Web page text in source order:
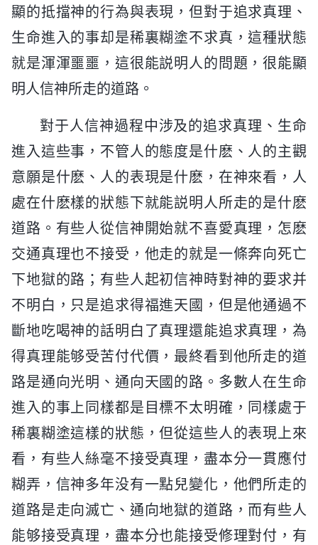
顯的抵擋神的行為與表現，但對于追求真理、
生命進入的事却是稀裏糊塗不求真，這種狀態
就是渾渾噩噩，這很能説明人的問題，很能顯
明人信神所走的道路。
對于人信神過程中涉及的追求真理、生命
進入這些事，不管人的態度是什麽、人的主觀
意願是什麽、人的表現是什麽，在神來看，人
處在什麽樣的狀態下就能説明人所走的是什麽
道路。有些人從信神開始就不喜愛真理，怎麽
交通真理也不接受，他走的就是一條奔向死亡
下地獄的路；有些人起初信神時對神的要求并
不明白，只是追求得福進天國，但是他通過不
斷地吃喝神的話明白了真理還能追求真理，為
得真理能够受苦付代價，最終看到他所走的道
路是通向光明、通向天國的路。多數人在生命
進入的事上同樣都是目標不太明確，同樣處于
稀裏糊塗這樣的狀態，但從這些人的表現上來
看，有些人絲毫不接受真理，盡本分一貫應付
糊弄，信神多年没有一點兒變化，他們所走的
道路是走向滅亡、通向地獄的道路，而有些人
能够接受真理，盡本分也能接受修理對付，有